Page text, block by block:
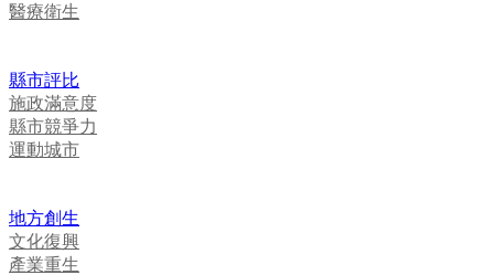
醫療衛生
縣市評比
施政滿意度
縣市競爭力
運動城市
地方創生
文化復興
產業重生